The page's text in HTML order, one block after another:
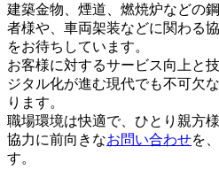
建築金物、煙道、燃焼炉などの
者様や、車両架装などに関わる
をお待ちしています。
お客様に対するサービス向上と
ジタル化が進む現代でも不可欠
ります。
職場環境は快適で、ひとり親方
協力に前向きなお問い合わせを
す。